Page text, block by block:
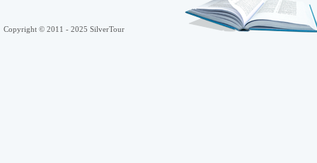
Copyright © 2011 - 2025 SilverTour